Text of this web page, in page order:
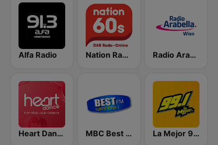
Alfa Radio Nation Radio 60s Radio Arabella
Heart Dance MBC Best FM La Mejor 99.1